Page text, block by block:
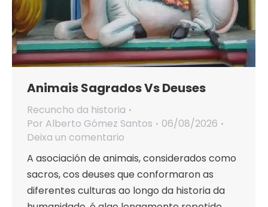
Animais Sagrados Vs Deuses
Recuncho da historia
Por Alberto Gómez Santos
06/08/2026
Deixa un comentario
A asociación de animais, considerados como
sacros, cos deuses que conformaron as
diferentes culturas ao longo da historia da